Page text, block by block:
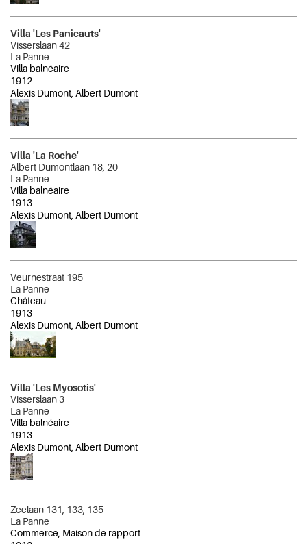
Villa 'Les Panicauts'
Visserslaan 42
La Panne
Villa balnéaire
1912
Alexis Dumont, Albert Dumont
Villa 'La Roche'
Albert Dumontlaan 18, 20
La Panne
Villa balnéaire
1913
Alexis Dumont, Albert Dumont
Veurnestraat 195
La Panne
Château
1913
Alexis Dumont, Albert Dumont
Villa 'Les Myosotis'
Visserslaan 3
La Panne
Villa balnéaire
1913
Alexis Dumont, Albert Dumont
Zeelaan 131, 133, 135
La Panne
Commerce, Maison de rapport